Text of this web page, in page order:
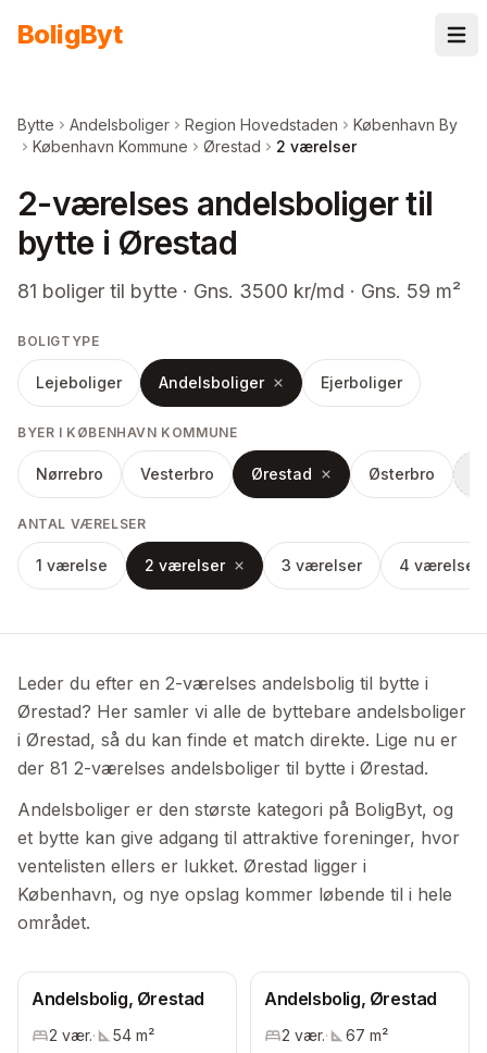
BoligByt
Bytte Andelsboliger Region Hovedstaden
København By
København Kommune
Ørestad 2 værelser
2-værelses andelsboliger til
bytte i Ørestad
81 boliger til bytte · Gns. 3500 kr/md · Gns. 59 m²
BOLIGTYPE
Lejeboliger Andelsboliger Ejerboliger
BYER I KØBENHAVN KOMMUNE
Nørrebro Vesterbro Ørestad Østerbro
ANTAL VÆRELSER
1 værelse 2 værelser 3 værelser 4 værelser
Leder du efter en 2-værelses andelsbolig til bytte i
Ørestad? Her samler vi alle de byttebare andelsboliger
i Ørestad, så du kan finde et match direkte. Lige nu er
der 81 2-værelses andelsboliger til bytte i Ørestad.
Andelsboliger er den største kategori på BoligByt, og
et bytte kan give adgang til attraktive foreninger, hvor
ventelisten ellers er lukket. Ørestad ligger i
København, og nye opslag kommer løbende til i hele
området.
Andelsbolig, Ørestad
2 vær.· 54 m²
Andelsbolig, Ørestad
2 vær.· 67 m²